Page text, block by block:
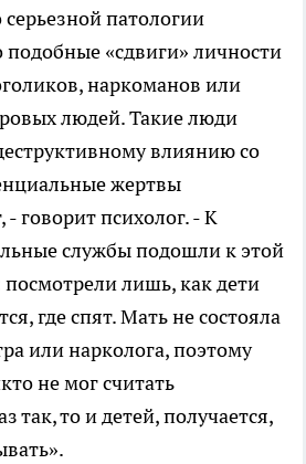
серьезной патологии
«сдвиги» личности
наркоманов или
людей. Такие люди
влиянию со
жертвы
говорит психолог. - К
службы подошли к этой
лишь, как дети
где спят. Мать не состояла
или нарколога, поэтому
не мог считать
так, то и детей, получается,